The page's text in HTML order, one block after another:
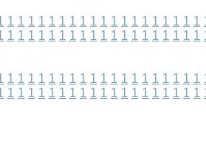
1 1 1 1 1 1 1 1 1 1 1 1 1 1 1 1 1 1 1
1 1 1 1 1 1 1 1 1 1 1 1 1 1 1 1 1 1 1
1 1 1 1 1 1 1 1 1 1 1 1 1 1 1 1 1 1 1
1 1 1 1 1 1 1 1 1 1 1 1 1 1 1 1 1 1 1